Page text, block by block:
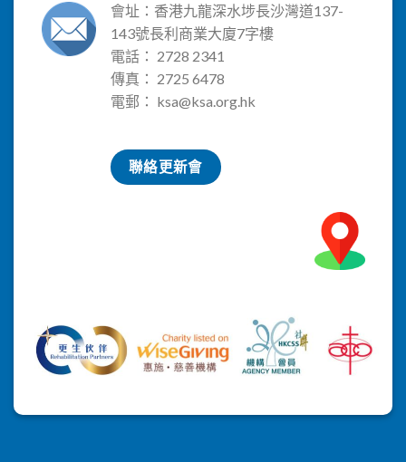
會址：香港九龍深水埗長沙灣道137-
143號長利商業大廈7字樓
電話： 2728 2341
傳真： 2725 6478
電郵： ksa@ksa.org.hk
聯絡更新會